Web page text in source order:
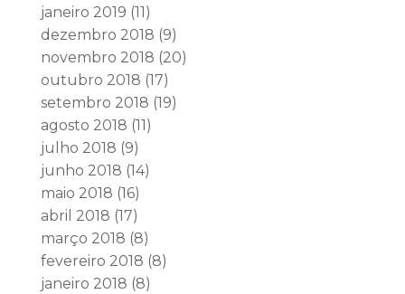
janeiro 2019 (11)
dezembro 2018 (9)
novembro 2018 (20)
outubro 2018 (17)
setembro 2018 (19)
agosto 2018 (11)
julho 2018 (9)
junho 2018 (14)
maio 2018 (16)
abril 2018 (17)
março 2018 (8)
fevereiro 2018 (8)
janeiro 2018 (8)